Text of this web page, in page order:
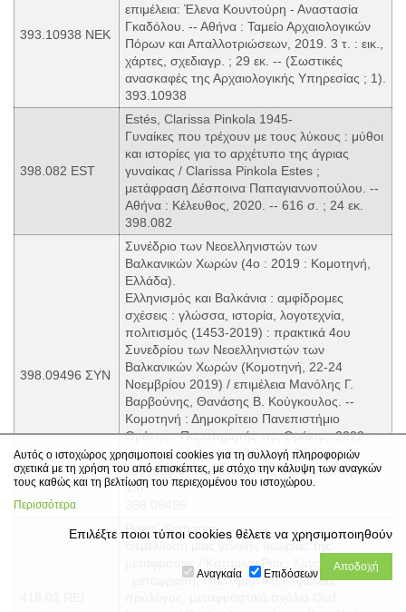
393.10938 ΝΕΚ
επιμέλεια: Έλενα Κουντούρη - Αναστασία
Γκαδόλου. -- Αθήνα : Ταμείο Αρχαιολογικών
Πόρων και Απαλλοτριώσεων, 2019. 3 τ. : εικ.,
χάρτες, σχεδιαγρ. ; 29 εκ. -- (Σωστικές
ανασκαφές της Αρχαιολογικής Υπηρεσίας ; 1).
393.10938
398.082 EST
Estés, Clarissa Pinkola 1945-
Γυναίκες που τρέχουν με τους λύκους : μύθοι
και ιστορίες για το αρχέτυπο της άγριας
γυναίκας / Clarissa Pinkola Estes ;
μετάφραση Δέσποινα Παπαγιαννοπούλου. --
Αθήνα : Kέλευθος, 2020. -- 616 σ. ; 24 εκ.
398.082
398.09496 ΣΥΝ
Συνέδριο των Νεοελληνιστών των
Βαλκανικών Χωρών (4ο : 2019 : Κομοτηνή,
Ελλάδα).
Ελληνισμός και Βαλκάνια : αμφίδρομες
σχέσεις : γλώσσα, ιστορία, λογοτεχνία,
πολιτισμός (1453-2019) : πρακτικά 4ου
Συνεδρίου των Νεοελληνιστών των
Βαλκανικών Χωρών (Κομοτηνή, 22-24
Νοεμβρίου 2019) / επιμέλεια Μανόλης Γ.
Βαρβούνης, Θανάσης Β. Κούγκουλος. --
Κομοτηνή : Δημοκρίτειο Πανεπιστήμιο
Θράκης : Παρατηρητής της Θράκης, 2022. --
3 τ. σε 4 ; εικ., πίν. : 24 εκ. -- (Μελέτες
λαογραφίας και κοινωνικής ανθρωπολογίας ;
13).
Reiss, Katharina.
Θεμελίωση μιας γενικής θεωρίας της
μετάφρασης / Καταρίνα Ράις, Χάνς Γ. Βερμέερ
; μετάφραση, επιστημονική επιμέλεια,
Αυτός ο ιστοχώρος χρησιμοποιεί cookies για τη συλλογή πληροφοριών
σχετικά με τη χρήση του από επισκέπτες, με στόχο την κάλυψη των αναγκών
τους καθώς και τη βελτίωση του περιεχομένου του ιστοχώρου.
Περισσότερα
Επιλέξτε ποιοι τύποι cookies θέλετε να χρησιμοποιηθούν
Αναγκαία Επιδόσεων